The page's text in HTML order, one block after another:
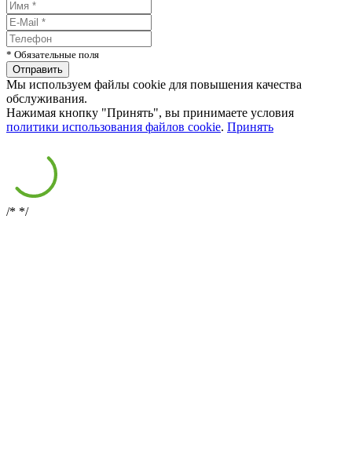
* Обязательные поля
Мы используем файлы cookie для повышения качества
обслуживания.
Нажимая кнопку "Принять", вы принимаете условия
политики использования файлов cookie. Принять
/* */